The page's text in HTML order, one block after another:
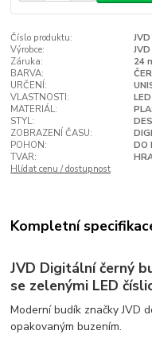
Číslo produktu:
Výrobce:
JVD
Záruka:
24
BARVA:
URČENÍ:
VLASTNOSTI:
MATERIÁL:
STYL:
ZOBRAZENÍ ČASU:
POHON:
DO
TVAR:
Hlídat cenu / dostupnost
Kompletní
JVD Digitální černý
se zelenými LED
Moderní budík značky JVD
opakovaným buzením.